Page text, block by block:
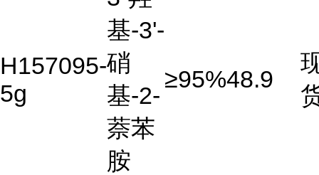
H157095-
5g
基-3'-
硝
基-2-
萘苯
胺
≥95%48.9